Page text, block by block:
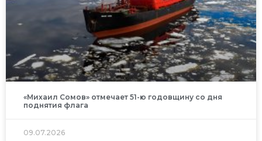
«Михаил Сомов» отмечает 51-ю годовщину со дня
поднятия флага
09.07.2026